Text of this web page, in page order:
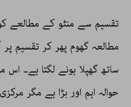
تقسیم سے منٹو کے مطالعے
مطالعہ گھوم پھر کر تقسیم
ساتھ گھپلا ہونے لگتا ہے۔
حوالہ اہم اور بڑا ہے مگر